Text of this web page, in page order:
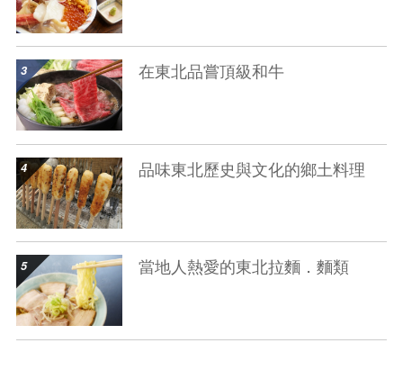
在東北品嘗頂級和牛
show details
品味東北歷史與文化的鄉土料理
show details
當地人熱愛的東北拉麵．麵類
show details